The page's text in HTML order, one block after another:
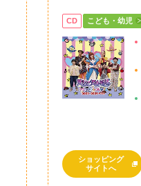
CD こども・幼児
ショッピング
サイトへ